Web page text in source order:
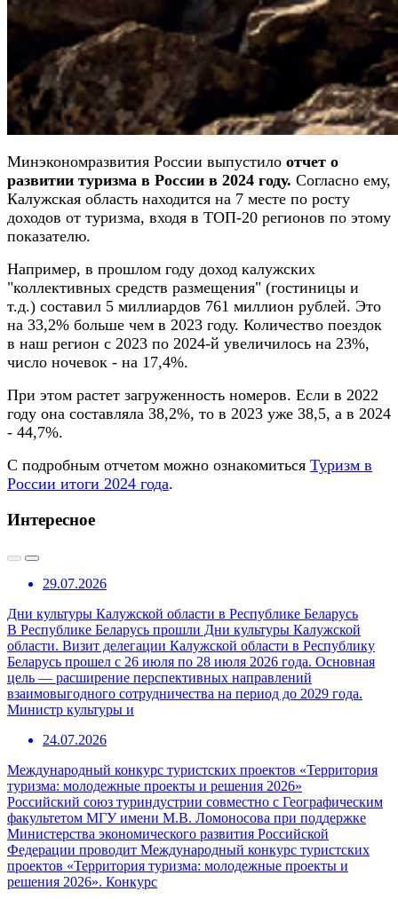
Минэкономразвития России выпустило отчет о
развитии туризма в России в 2024 году. Согласно ему,
Калужская область находится на 7 месте по росту
доходов от туризма, входя в ТОП-20 регионов по этому
показателю.
Например, в прошлом году доход калужских
"коллективных средств размещения" (гостиницы и
т.д.) составил 5 миллиардов 761 миллион рублей. Это
на 33,2% больше чем в 2023 году. Количество поездок
в наш регион с 2023 по 2024-й увеличилось на 23%,
число ночевок - на 17,4%.
При этом растет загруженность номеров. Если в 2022
году она составляла 38,2%, то в 2023 уже 38,5, а в 2024
- 44,7%.
С подробным отчетом можно ознакомиться Туризм в
России итоги 2024 года.
Интересное
29.07.2026
Дни культуры Калужской области в Республике Беларусь
В Республике Беларусь прошли Дни культуры Калужской
области. Визит делегации Калужской области в Республику
Беларусь прошел с 26 июля по 28 июля 2026 года. Основная
цель — расширение перспективных направлений
взаимовыгодного сотрудничества на период до 2029 года.
Министр культуры и
24.07.2026
Международный конкурс туристских проектов «Территория
туризма: молодежные проекты и решения 2026»
Российский союз туриндустрии совместно с Географическим
факультетом МГУ имени М.В. Ломоносова при поддержке
Министерства экономического развития Российской
Федерации проводит Международный конкурс туристских
проектов «Территория туризма: молодежные проекты и
решения 2026». Конкурс